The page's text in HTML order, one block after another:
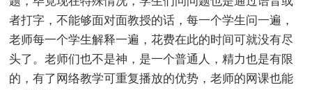
者打字，不能够面对面教授的话，每一个学生问一遍，
老师每一个学生解释一遍，花费在此的时间可就没有尽
头了。老师们也不是神，是一个普通人，精力也是有限
的，有了网络教学可重复播放的优势，老师的网课也能